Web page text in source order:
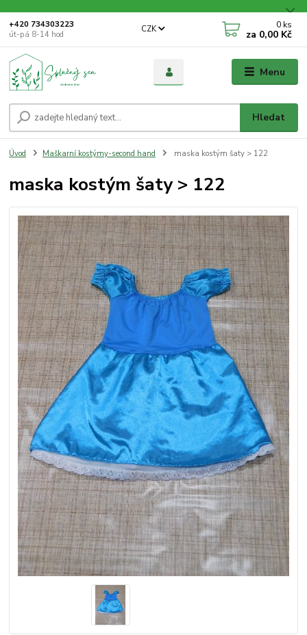
Menu
CZK
Hledat
+420 734303223
út-pá 8-14 hod
0 ks
za 0,00 Kč
Úvod Maškarní kostýmy-second hand maska kostým šaty > 122
maska kostým šaty > 122